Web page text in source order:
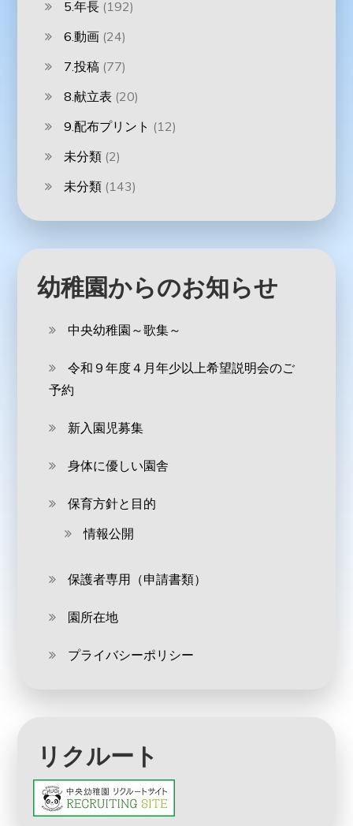
5.年長 (192)
6.動画 (24)
7.投稿 (77)
8.献立表 (20)
9.配布プリント (12)
未分類 (2)
未分類 (143)
幼稚園からのお知らせ
中央幼稚園～歌集～
令和９年度４月年少以上希望説明会のご
予約
新入園児募集
身体に優しい園舎
保育方針と目的
情報公開
保護者専用（申請書類）
園所在地
プライバシーポリシー
リクルート